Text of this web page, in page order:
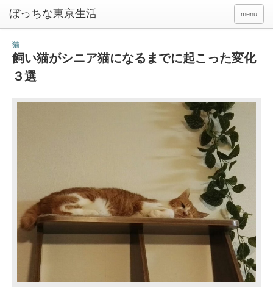
ぼっちな東京生活 menu
猫
飼い猫がシニア猫になるまでに起こった変化
３選